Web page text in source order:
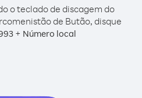
o teclado de discagem do
de Butão, disque
+ Número local